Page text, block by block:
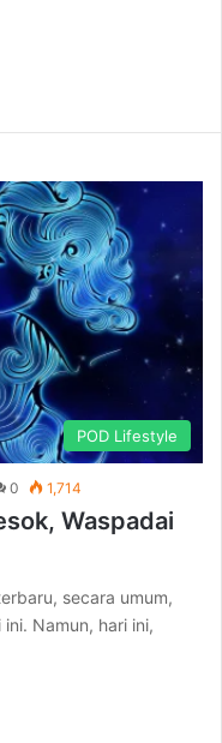
POD Lifestyle
0 1,714
Waspadai
secara umum,
Namun, hari ini,